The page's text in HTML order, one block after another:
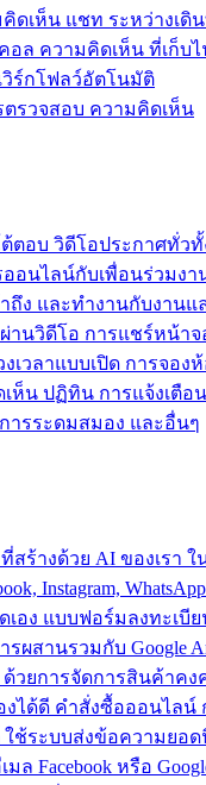
ดเห็น แชท ระหว่างเดิ
ล ความคิดเห็น ที่เก็บ
วิร์กโฟลว์อัตโนมัติ
ตรวจสอบ ความคิดเห็น
ตอบ วิดีโอประกาศทั่ว
ออนไลน์กับเพื่อนร่วมง
ถึง และทำงานกับงานแ
นวิดีโอ การแชร์หน้า
วลาแบบเปิด การจอง
ห็น ปฏิทิน การแจ้งเตือ
ารระดมสมอง และอื่นๆ
ร้างด้วย AI ของเรา ใ
Instagram, WhatsApp
อง แบบฟอร์มลงทะเ
สานรวมกับ Google
ยการจัดการสินค้าคง
ได้ดี คำสั่งซื้อออนไลน์
ใช้ระบบส่งข้อความย
ล Facebook หรือ